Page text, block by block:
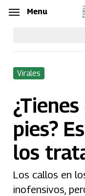
Skip
content
Menu
Virales
pies?
los
Los callos en
inofensivos,
Menu